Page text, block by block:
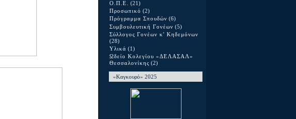
Ο.Π.Ε. (21)
Προσωπικό (2)
Πρόγραμμα Σπουδών (6)
Συμβουλευτική Γονέων (5)
Σύλλογος Γονέων κ' Κηδεμόνων
(28)
Υλικά (1)
Ωδείο Κολεγίου «ΔΕΛΑΣΑΛ»
Θεσσαλονίκης (2)
«Καγκουρό» 2025